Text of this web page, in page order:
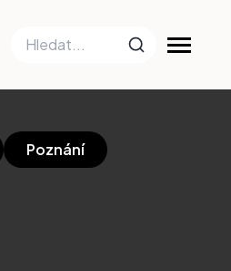
Poznání